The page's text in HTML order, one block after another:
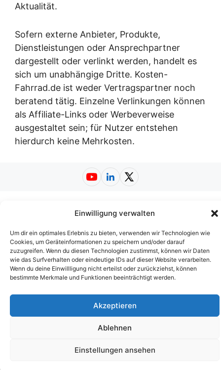
Einwilligung verwalten
Um dir ein optimales Erlebnis zu bieten, verwenden wir Technologien wie
Cookies, um Geräteinformationen zu speichern und/oder darauf
zuzugreifen. Wenn du diesen Technologien zustimmst, können wir Daten
wie das Surfverhalten oder eindeutige IDs auf dieser Website verarbeiten.
Wenn du deine Einwillligung nicht erteilst oder zurückziehst, können
bestimmte Merkmale und Funktionen beeinträchtigt werden.
Akzeptieren
Ablehnen
Einstellungen ansehen
Aktualität.
Sofern externe Anbieter, Produkte,
Dienstleistungen oder Ansprechpartner
dargestellt oder verlinkt werden, handelt es
sich um unabhängige Dritte. Kosten-
Fahrrad.de ist weder Vertragspartner noch
beratend tätig. Einzelne Verlinkungen können
als Affiliate-Links oder Werbeverweise
ausgestaltet sein; für Nutzer entstehen
hierdurch keine Mehrkosten.
YouTube
LinkedInX (Twitter)
Nutzungsbedingungen|AGB| Barrierefreiheit